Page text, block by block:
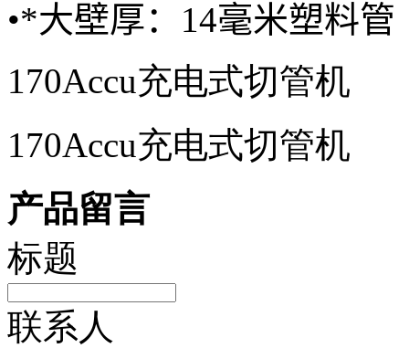
•*大壁厚： 14毫米塑料管
170Accu充电式切管机
170Accu充电式切管机
产品留言
标题
联系人